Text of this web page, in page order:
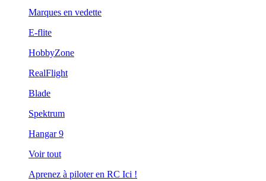
Marques en vedette
E-flite
HobbyZone
RealFlight
Blade
Spektrum
Hangar 9
Voir tout
Aprenez à piloter en RC Ici !